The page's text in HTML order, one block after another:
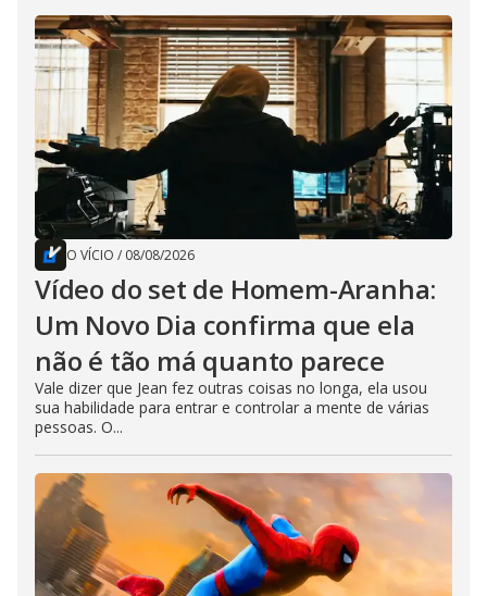
O VÍCIO / 08/08/2026
Vídeo do set de Homem-Aranha:
Um Novo Dia confirma que ela
não é tão má quanto parece
Vale dizer que Jean fez outras coisas no longa, ela usou
sua habilidade para entrar e controlar a mente de várias
pessoas. O...